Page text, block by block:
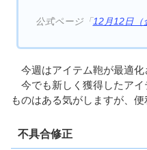
公式ページ「 12月12日（
今週はアイテム鞄が最適化
今でも新しく獲得したアイ
ものはある気がしますが、便
不具合修正